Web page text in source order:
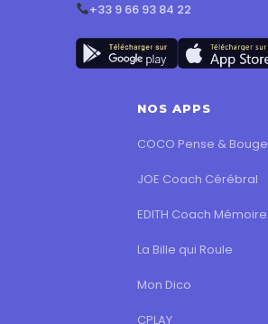
+33 9 66 93 84 22
NOS APPS
COCO Pense & Bouge
JOE Coach Cérébral
EDITH Coach Mémoire
La Bille qui Roule
Mon Dico
CPLAY